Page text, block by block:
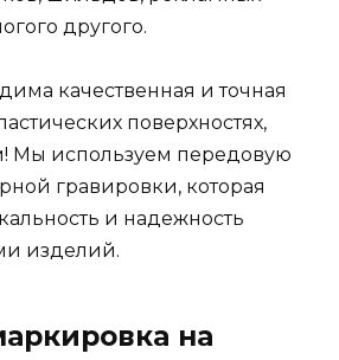
другого.
качественная и точная
поверхностях,
Мы используем передовую
гравировки, которая
и надежность
изделий.
на